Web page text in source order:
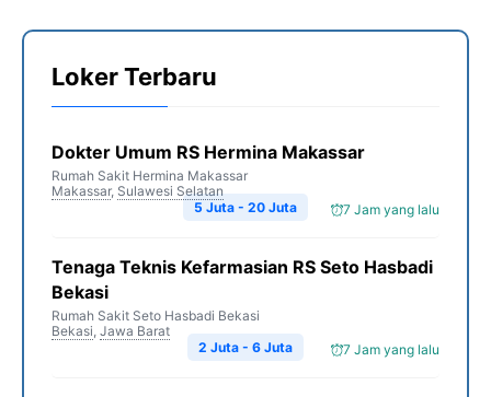
Loker Terbaru
Dokter Umum RS Hermina Makassar
Rumah Sakit Hermina Makassar
Makassar, Sulawesi Selatan
7 Jam yang lalu
5 Juta - 20 Juta
Tenaga Teknis Kefarmasian RS Seto Hasbadi
Bekasi
Rumah Sakit Seto Hasbadi Bekasi
Bekasi, Jawa Barat
7 Jam yang lalu
2 Juta - 6 Juta